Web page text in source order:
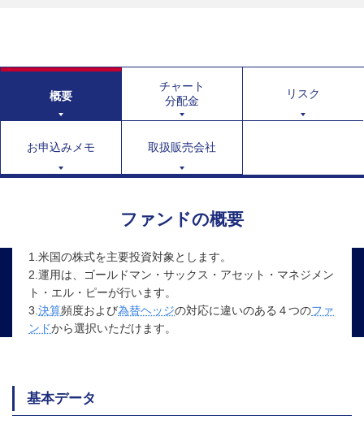
概要
チャート
分配金
リスク
お申込みメモ 取扱販売会社
ファンドの概要
1.米国の株式を主要投資対象とします。
2.運用は、ゴールドマン・サックス・アセット・マネジメン
ト・エル・ピーが行います。
3. 決算頻度および為替ヘッジの対応に違いのある４つのファ
ンドから選択いただけます。
基本データ